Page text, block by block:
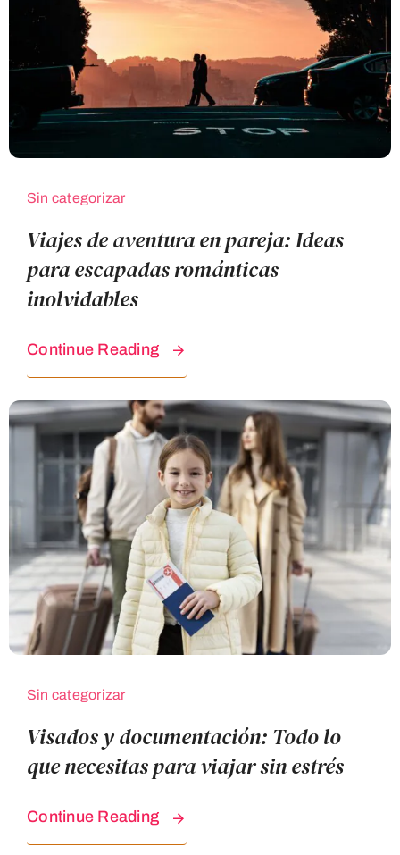
Blog Destinos
Sin categorizar
Viajes de aventura en pareja: Ideas
para escapadas románticas
inolvidables
Continue Reading
Sin categorizar
Visados y documentación: Todo lo
que necesitas para viajar sin estrés
Continue Reading